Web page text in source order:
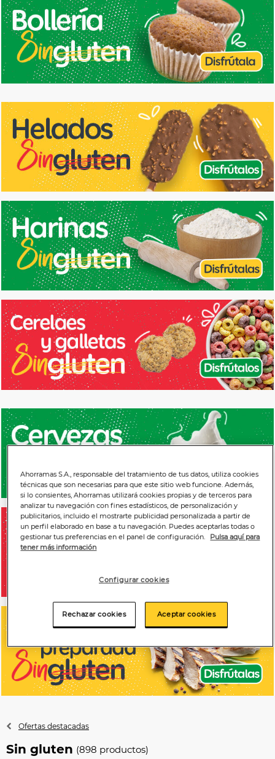
Ofertas destacadas
Sin gluten (898 productos)
Ahorramas S.A., responsable del tratamiento de tus datos, utiliza cookies
técnicas que son necesarias para que este sitio web funcione. Además,
si lo consientes, Ahorramas utilizará cookies propias y de terceros para
analizar tu navegación con fines estadísticos, de personalización y
publicitarios, incluido el mostrarte publicidad personalizada a partir de
un perfil elaborado en base a tu navegación. Puedes aceptarlas todas o
gestionar tus preferencias en el panel de configuración.
Pulsa aquí para
tener más información
Configurar cookies
Rechazar cookies Aceptar cookies